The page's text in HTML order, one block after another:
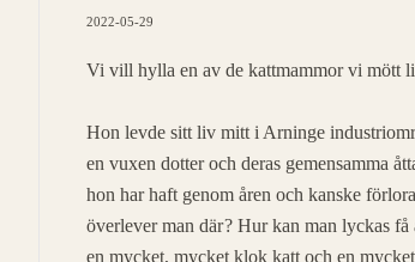
2022-05-29
Vi vill hylla en av de kattmammor vi mött
Hon levde sitt liv mitt i Arninge
en vuxen dotter och deras gemensamma
hon har haft genom åren och kanske
överlever man där ? Hur kan man lyckas
en mycket, mycket klok katt och en